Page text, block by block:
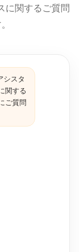
に関するご質問
シスタ
関する
ご質問